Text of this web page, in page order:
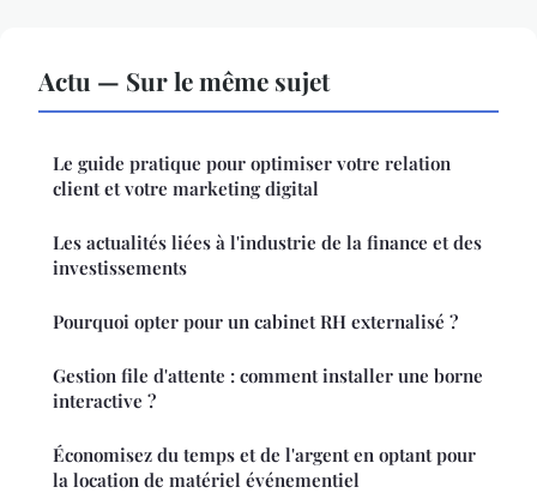
Actu — Sur le même sujet
Le guide pratique pour optimiser votre relation
client et votre marketing digital
Les actualités liées à l'industrie de la finance et des
investissements
Pourquoi opter pour un cabinet RH externalisé ?
Gestion file d'attente : comment installer une borne
interactive ?
Économisez du temps et de l'argent en optant pour
la location de matériel événementiel